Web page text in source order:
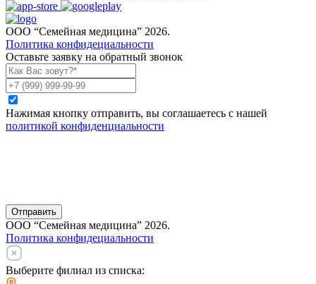
ООО “Семейная медицина” 2026.
Политика конфидециальности
Оставьте заявку на обратный звонок
Нажимая кнопку отправить, вы соглашаетесь с нашей
политикой конфиденциальности
Отправить
ООО “Семейная медицина” 2026.
Политика конфидециальности
Выберите филиал из списка: